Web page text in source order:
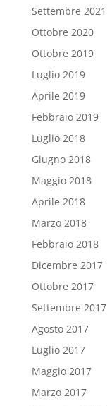
Settembre 2021
Ottobre 2020
Ottobre 2019
Luglio 2019
Aprile 2019
Febbraio 2019
Luglio 2018
Giugno 2018
Maggio 2018
Aprile 2018
Marzo 2018
Febbraio 2018
Dicembre 2017
Ottobre 2017
Settembre 2017
Agosto 2017
Luglio 2017
Maggio 2017
Marzo 2017